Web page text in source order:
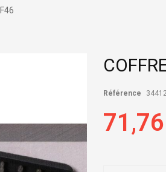
Référence